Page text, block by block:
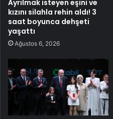
Ayrılmak isteyen eşini ve
kızını silahla rehin aldı! 3
saat boyunca dehşeti
yaşattı
Ağustos 6, 2026